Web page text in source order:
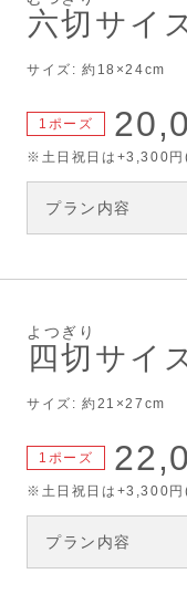
六切 サイ
サイズ: 約18×24cm
1ポーズ
※土日祝日は+3,300円
プラン内容
四切
よつぎり
サイ
サイズ: 約21×27cm
1ポーズ
※土日祝日は+3,300円
プラン内容